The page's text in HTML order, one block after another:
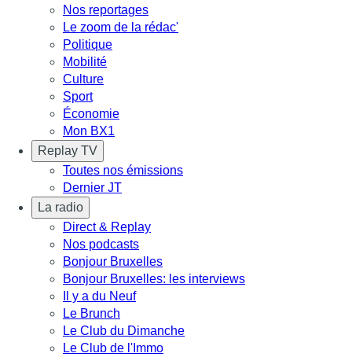
Nos reportages
Le zoom de la rédac'
Politique
Mobilité
Culture
Sport
Économie
Mon BX1
Replay TV
Toutes nos émissions
Dernier JT
La radio
Direct & Replay
Nos podcasts
Bonjour Bruxelles
Bonjour Bruxelles: les interviews
Il y a du Neuf
Le Brunch
Le Club du Dimanche
Le Club de l'Immo